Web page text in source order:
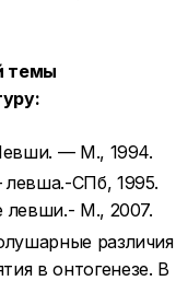
темы
— М., 1994.
СПб, 1995.
левши.- М., 2007.
различия
в онтогенезе. В